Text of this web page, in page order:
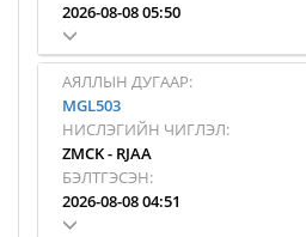
2026-08-08 05:50
АЯЛЛЫН ДУГААР:
MGL503
НИСЛЭГИЙН ЧИГЛЭЛ:
ZMCK- RJAA
БЭЛТГЭСЭН:
2026-08-08 04:51